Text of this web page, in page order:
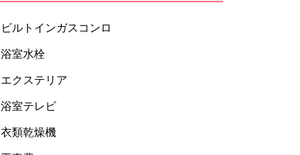
ビルトインガスコンロ
浴室水栓
エクステリア
浴室テレビ
衣類乾燥機